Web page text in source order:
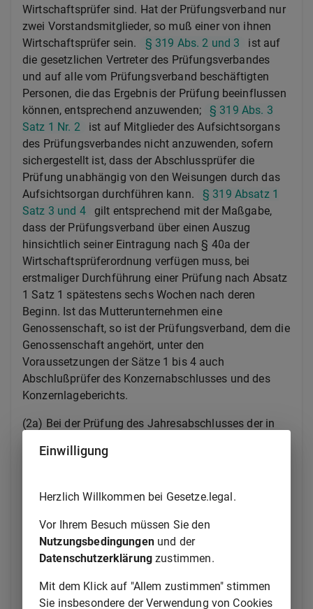
Wirtschaftsprüfer sind. Hat der Prüfungsverband nur
zwei Vorstandsmitglieder, so muß einer von ihnen
Wirtschaftsprüfer sein.
§ 319 Abs. 2 und 3
ist auf
die gesetzlichen Vertreter des Prüfungsverbandes
und auf alle vom Prüfungsverband beschäftigten
Personen, die das Ergebnis der Prüfung beeinflussen
können, entsprechend anzuwenden;
§ 319 Abs. 3
Satz 1 Nr. 2
ist auf Mitglieder des Aufsichtsorgans
des Prüfungsverbandes nicht anzuwenden, sofern
sichergestellt ist, dass der Abschlussprüfer die
Prüfung unabhängig von den Weisungen durch das
Aufsichtsorgan durchführen kann.
§ 319 Absatz 1
Satz 3 und 4
gilt entsprechend mit der Maßgabe,
dass der Prüfungsverband über einen Auszug
hinsichtlich seiner Eintragung nach § 40a der
Wirtschaftsprüferordnung verfügen muss, bei
erstmaliger Durchführung einer Prüfung nach Absatz
1 Satz 1 spätestens sechs Wochen nach deren
Beginn. Ist das Mutterunternehmen eine
Genossenschaft, so ist der Prüfungsverband, dem die
Genossenschaft angehört, unter den
Voraussetzungen der Sätze 1 bis 4 auch
Abschlußprüfer des Konzernabschlusses und des
Konzernlageberichts.
(2a) Bei der Prüfung des Jahresabschlusses der in
Prüfungsverband darf der gesetzlich vorgeschriebene
unterzeichnet werden. Die im Prüfungsverband
Prüfungstätigkeit unabhängig, gewissenhaft,
verschwiegen und eigenverantwortlich auszuüben.
Sie haben sich insbesondere bei der Erstattung von
Weisungen dürfen ihnen hinsichtlich ihrer
Einwilligung
Herzlich Willkommen bei Gesetze.legal.
Vor Ihrem Besuch müssen Sie den
Nutzungsbedingungenund der
Datenschutzerklärung zustimmen.
Mit dem Klick auf "Allem zustimmen" stimmen
Sie insbesondere der Verwendung von Cookies